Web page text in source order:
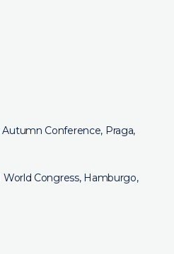
Autumn Conference, Praga,
Congress, Hamburgo,